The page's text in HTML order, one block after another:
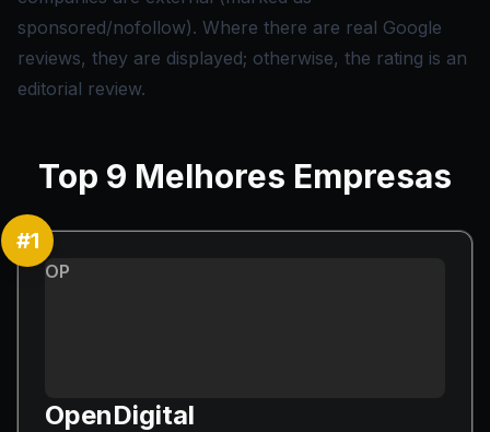
sponsored/nofollow). Where there are real Google
reviews, they are displayed; otherwise, the rating is an
editorial review.
Top 9 Melhores Empresas
#1
OP
OpenDigital